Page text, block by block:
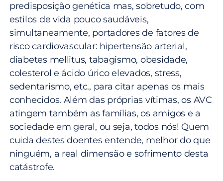
predisposição genética mas, sobretudo, com
estilos de vida pouco saudáveis,
simultaneamente, portadores de fatores de
risco cardiovascular: hipertensão arterial,
diabetes mellitus, tabagismo, obesidade,
colesterol e ácido úrico elevados, stress,
sedentarismo, etc., para citar apenas os mais
conhecidos. Além das próprias vítimas, os AVC
atingem também as famílias, os amigos e a
sociedade em geral, ou seja, todos nós! Quem
cuida destes doentes entende, melhor do que
ninguém, a real dimensão e sofrimento desta
catástrofe.